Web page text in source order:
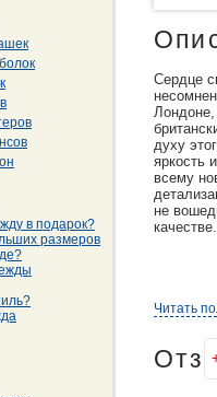
в подарок?
размеров
Сердце
духу
яркость
всему
не
качестве.
Читать